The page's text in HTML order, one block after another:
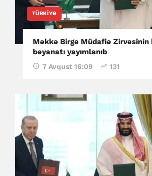
TÜRKIYƏ
Məkkə Birgə Müdafiə Zirvəsinin
bəyanatı yayımlanıb
7 Avqust 16:09 131